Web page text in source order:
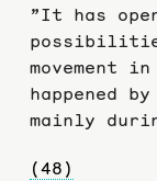
”It has
movement
happened
mainly
(48)